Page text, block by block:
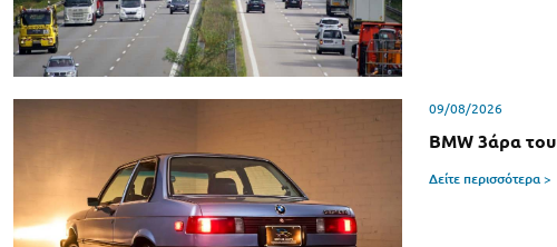
09/08/2026
BMW 3άρα
Δείτε περισσότερα >